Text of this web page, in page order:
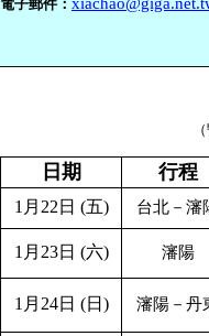
電子郵件：
日期 行程
1 月 22 日 (五) 台北－瀋
1 月 23日 (六) 瀋陽
1 月 24日 (日 ) 瀋陽－丹